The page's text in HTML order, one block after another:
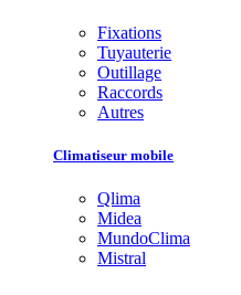
Fixations
Tuyauterie
Outillage
Raccords
Autres
Climatiseur mobile
Qlima
Midea
MundoClima
Mistral